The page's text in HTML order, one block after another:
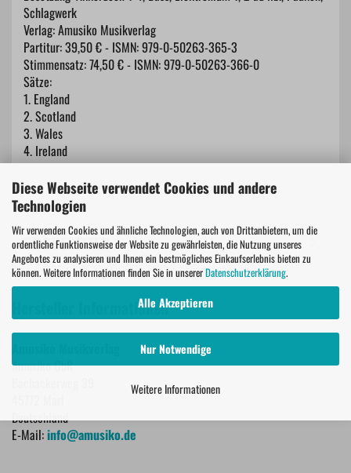
Diese Webseite verwendet Cookies und andere
Technologien
Wir verwenden Cookies und ähnliche Technologien, auch von Drittanbietern, um die
ordentliche Funktionsweise der Website zu gewährleisten, die Nutzung unseres
Angebotes zu analysieren und Ihnen ein bestmögliches Einkaufserlebnis bieten zu
können. Weitere Informationen finden Sie in unsererDatenschutzerklärung.
Alle Akzeptieren
Nur Notwendige
Weitere Informationen
Schlagwerk
Verlag: Amusiko Musikverlag
Partitur: 39,50 € - ISMN: 979-0-50263-365-3
Stimmensatz: 74,50 € - ISMN: 979-0-50263-366-0
Sätze:
1. England
2. Scotland
3. Wales
4. Ireland
PROBESEITEN
Hersteller Informationen
Amusiko GbR
Deutschland
E-Mail:info@amusiko.de